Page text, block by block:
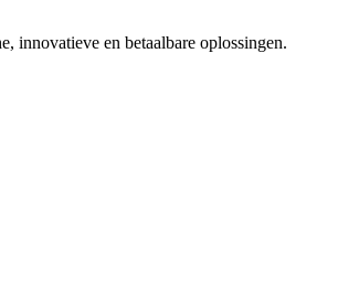
innovatieve en betaalbare oplossingen.